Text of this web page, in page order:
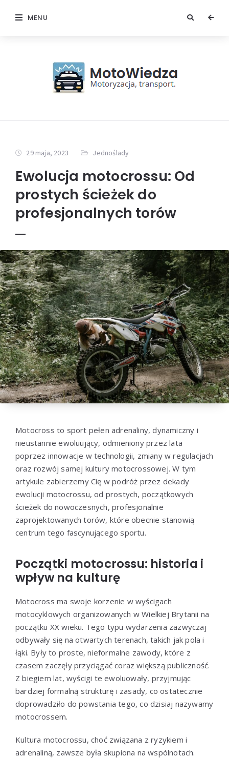
MENU
29 maja, 2023 Jednoślady
Ewolucja motocrossu: Od
prostych ścieżek do
profesjonalnych torów
Motocross to sport pełen adrenaliny, dynamiczny i
nieustannie ewoluujący, odmieniony przez lata
poprzez innowacje w technologii, zmiany w regulacjach
oraz rozwój samej kultury motocrossowej. W tym
artykule zabierzemy Cię w podróż przez dekady
ewolucji motocrossu, od prostych, początkowych
ścieżek do nowoczesnych, profesjonalnie
zaprojektowanych torów, które obecnie stanowią
centrum tego fascynującego sportu.
Początki motocrossu: historia i
wpływ na kulturę
Motocross ma swoje korzenie w wyścigach
motocyklowych organizowanych w Wielkiej Brytanii na
początku XX wieku. Tego typu wydarzenia zazwyczaj
odbywały się na otwartych terenach, takich jak pola i
łąki. Były to proste, nieformalne zawody, które z
czasem zaczęły przyciągać coraz większą publiczność.
Z biegiem lat, wyścigi te ewoluowały, przyjmując
bardziej formalną strukturę i zasady, co ostatecznie
doprowadziło do powstania tego, co dzisiaj nazywamy
motocrossem.
Kultura motocrossu, choć związana z ryzykiem i
adrenaliną, zawsze była skupiona na wspólnotach.